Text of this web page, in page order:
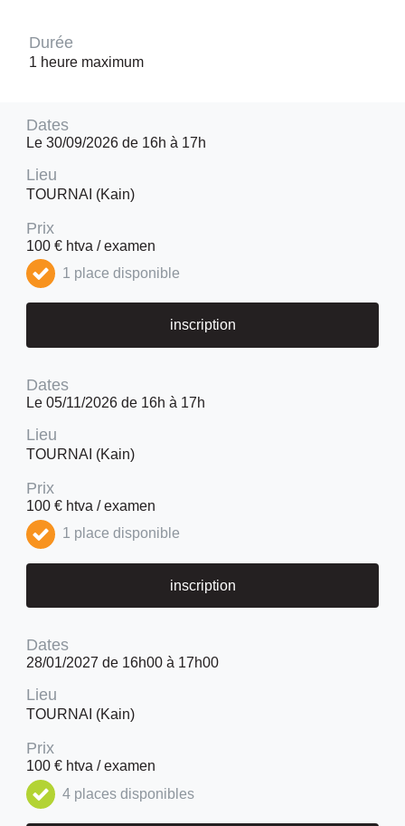
Durée
1 heure maximum
Dates
Le 30/09/2026 de 16h à 17h
Lieu
TOURNAI (Kain)
Prix
100 € htva / examen
1 place disponible
inscription
Dates
Le 05/11/2026 de 16h à 17h
Lieu
TOURNAI (Kain)
Prix
100 € htva / examen
1 place disponible
inscription
Dates
28/01/2027 de 16h00 à 17h00
Lieu
TOURNAI (Kain)
Prix
100 € htva / examen
4 places disponibles